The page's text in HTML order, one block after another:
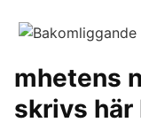
mhetens
skrivs här